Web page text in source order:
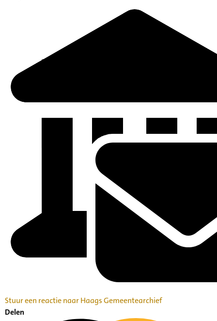
Stuur een reactie naar Haags Gemeentearchief
Delen